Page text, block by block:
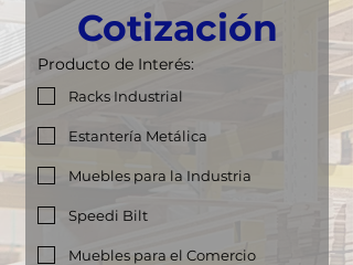
Altura: 180 cm
Capacidad de
carga por nivel:
Cotización
Producto de Interés:
Racks Industrial
Estantería Metálica
Muebles para la Industria
Speedi Bilt
Muebles para el Comercio